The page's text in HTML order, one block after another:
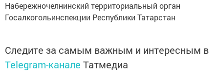
Набережночелнинский территориальный орган
Госалкогольинспекции Республики Татарстан
Следите за самым важным и интересным в
Telegram-канале Татмедиа